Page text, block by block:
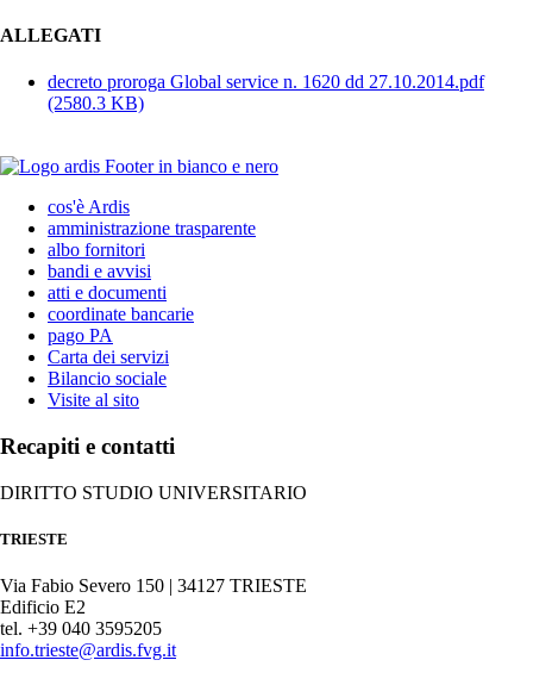
ALLEGATI
decreto proroga Global service n. 1620 dd 27.10.2014.pdf
(2580.3 KB)
cos'è Ardis
amministrazione trasparente
albo fornitori
bandi e avvisi
atti e documenti
coordinate bancarie
pago PA
Carta dei servizi
Bilancio sociale
Visite al sito
Recapiti e contatti
DIRITTO STUDIO UNIVERSITARIO
TRIESTE
Via Fabio Severo 150 | 34127 TRIESTE
Edificio E2
tel. +39 040 3595205
info.trieste@ardis.fvg.it